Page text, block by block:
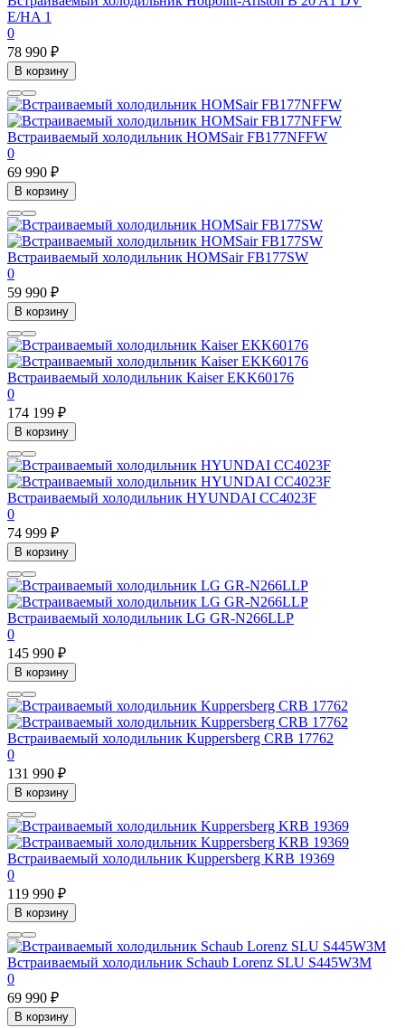
E/HA 1
0
78 990 ₽
В корзину
Встраиваемый холодильник HOMSair FB177NFFW
0
69 990 ₽
В корзину
Встраиваемый холодильник HOMSair FB177SW
0
59 990 ₽
В корзину
Встраиваемый холодильник Kaiser EKK60176
0
174 199 ₽
В корзину
Встраиваемый холодильник HYUNDAI CC4023F
0
74 999 ₽
В корзину
Встраиваемый холодильник LG GR-N266LLP
0
145 990 ₽
В корзину
Встраиваемый холодильник Kuppersberg CRB 17762
0
131 990 ₽
В корзину
Встраиваемый холодильник Kuppersberg KRB 19369
0
119 990 ₽
В корзину
Встраиваемый холодильник Schaub Lorenz SLU S445W3M
0
69 990 ₽
В корзину